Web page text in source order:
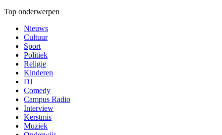
Top onderwerpen
Nieuws
Cultuur
Sport
Politiek
Religie
Kinderen
DJ
Comedy
Campus Radio
Interview
Kerstmis
Muziek